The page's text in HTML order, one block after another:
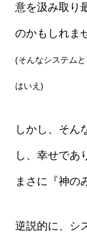
意を汲み取り
のかもしれま
(そんなシステム
はいえ)
しかし、そん
し、幸せであ
まさに『神の
逆説的に、シ